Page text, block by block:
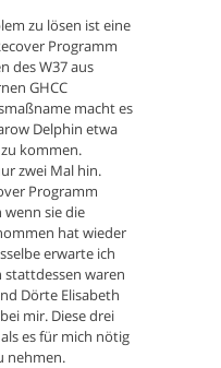
zu lösen ist eine
Programm
des W37 aus
GHCC
macht es
Delphin etwa
kommen.
zwei Mal hin.
Programm
sie die
hat wieder
erwarte ich
stattdessen waren
Dörte Elisabeth
mir. Diese drei
es für mich nötig
nehmen.